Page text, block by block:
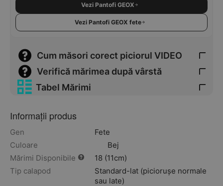
Vezi Pantofi GEOX
Vezi Pantofi GEOX fete
Cum măsori corect piciorul VIDEO
Verifică mărimea după vârstă
Tabel Mărimi
Informații produs
Gen
Fete
Culoare
Bej
Mărimi Disponibile
18 (11cm)
Tip calapod
Standard-lat (piciorușe normale
sau late)